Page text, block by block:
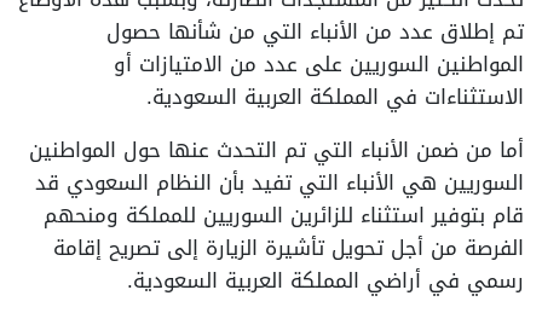
تم إطلاق عدد من الأنباء التي من شأنها حصول
المواطنين السوريين على عدد من الامتيازات أو
الاستثناءات في المملكة العربية السعودية.
أما من ضمن الأنباء التي تم التحدث عنها حول المواطنين
السوريين هي الأنباء التي تفيد بأن النظام السعودي قد
قام بتوفير استثناء للزائرين السوريين للمملكة ومنحهم
الفرصة من أجل تحويل تأشيرة الزيارة إلى تصريح إقامة
رسمي في أراضي المملكة العربية السعودية.